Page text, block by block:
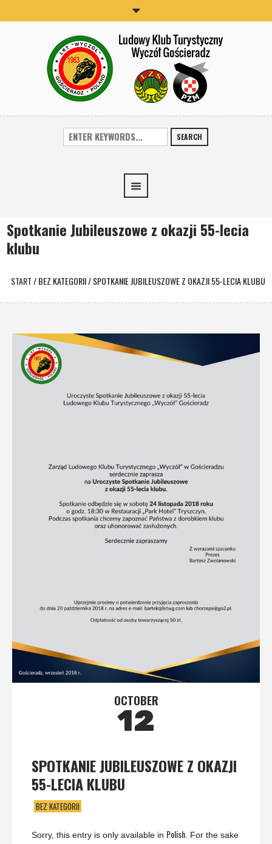
SEARCH
Spotkanie Jubileuszowe z okazji 55-lecia
klubu
START/BEZ KATEGORII/SPOTKANIE JUBILEUSZOWE Z OKAZJI 55-LECIA KLUBU
OCTOBER
12
SPOTKANIE JUBILEUSZOWE Z OKAZJI
55-LECIA KLUBU
BEZ KATEGORII
Sorry, this entry is only available in Polish. For the sake